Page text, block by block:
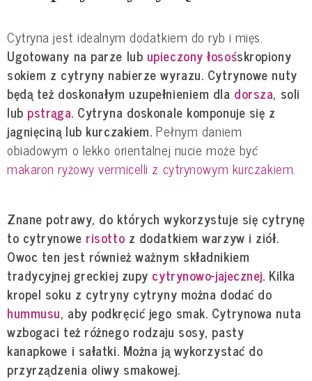
Cytryna jest idealnym dodatkiem do ryb i mięs.
Ugotowany na parze lub upieczony łosośskropiony
sokiem z cytryny nabierze wyrazu. Cytrynowe nuty
będą też doskonałym uzupełnieniem dla dorsza, soli
lub pstrąga. Cytryna doskonale komponuje się z
jagnięciną lub kurczakiem. Pełnym daniem
obiadowym o lekko orientalnej nucie może być
makaron ryżowy vermicelli z cytrynowym kurczakiem.
Znane potrawy, do których wykorzystuje się cytrynę
to cytrynowe risotto z dodatkiem warzyw i ziół.
Owoc ten jest również ważnym składnikiem
tradycyjnej greckiej zupy cytrynowo-jajecznej. Kilka
kropel soku z cytryny cytryny można dodać do
hummusu, aby podkręcić jego smak. Cytrynowa nuta
wzbogaci też różnego rodzaju sosy, pasty
kanapkowe i sałatki. Można ją wykorzystać do
przyrządzenia oliwy smakowej.